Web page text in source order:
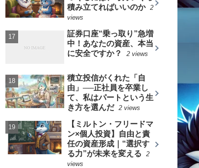
積み立てればいいのか 2
views
証券口座“乗っ取り”急増
中！あなたの資産、本当
に安全ですか？
2 views
積立投信がくれた「自
由」──正社員を卒業し
て、私はパートという生
き方を選んだ 2 views
【ミルトン・フリードマ
ン×個人投資】自由と責
任の資産形成｜“選択す
る力”が未来を変える
2
views